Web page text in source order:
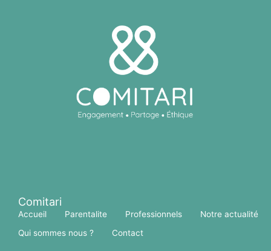
Comitari
Accueil Parentalite Professionnels
Notre actualité
Qui sommes nous ?
Contact